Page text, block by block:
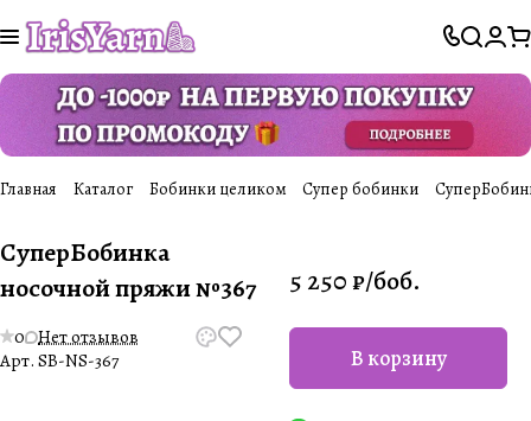
Главная Каталог Бобинки целиком Супер бобинки
СуперБобинка
носочной пряжи №367
0 Нет отзывов
Арт. SB-NS-367
5 250 ₽/боб.
В корзину